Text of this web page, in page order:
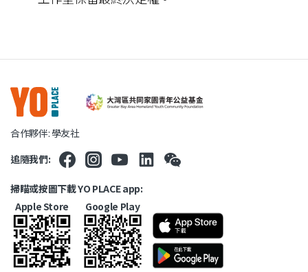
合作夥伴: 學友社
追隨我們:
掃瞄或按圖下載 YO PLACE app:
Apple Store
Google Play